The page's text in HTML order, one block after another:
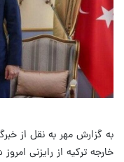
به گزارش مهر به نقل از
خارجه ترکیه از رایزنی